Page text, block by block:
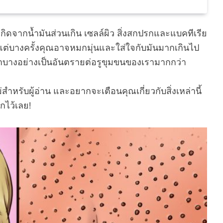
จากน้ำมันส่วนเกิน เซลล์ผิว สิ่งสกปรกและแบคทีเรีย
บางครั้งคุณอาจหมกมุ่นและใส่ใจกับมันมากเกินไป
างอย่างเป็นอันตรายต่อรูขุมขนของเรามากกว่า
ำหรับผู้อ่าน และอยากจะเตือนคุณเกี่ยวกับสิ่งเหล่านี้
ว้เลย!